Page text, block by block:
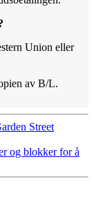
Union eller
av B/L.
Street
og blokker for å